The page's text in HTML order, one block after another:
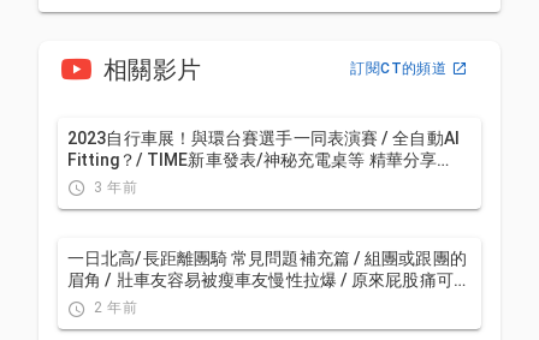
相關影片 訂閱CT的頻道
2023自行車展！與環台賽選手一同表演賽 / 全自動AI
Fitting？/ TIME新車發表/神秘充電桌等 精華分享
VLOG | CT Yeh | 公路車
3 年前
一日北高/長距離團騎 常見問題補充篇 / 組團或跟團的
眉角 / 壯車友容易被瘦車友慢性拉爆 / 原來屁股痛可能
是這個原因...？ / 風場配速法 / 公路車 / CT Yeh
2 年前